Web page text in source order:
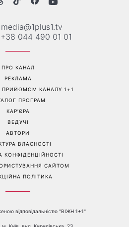
«Це був сюрприз»: Соломія
Вітвіцька розповіла, як
дізналася про вагітність та
якою була реакція чоловіка